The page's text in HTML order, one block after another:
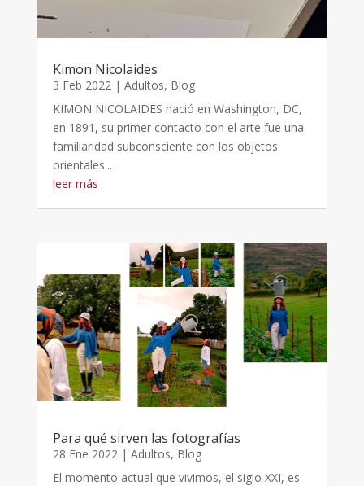
Kimon Nicolaides
3 Feb 2022| Adultos, Blog
KIMON NICOLAIDES nació en Washington, DC,
en 1891, su primer contacto con el arte fue una
familiaridad subconsciente con los objetos
orientales...
leer más
Para qué sirven las fotografías
28 Ene 2022 | Adultos, Blog
El momento actual que vivimos, el siglo XXI, es